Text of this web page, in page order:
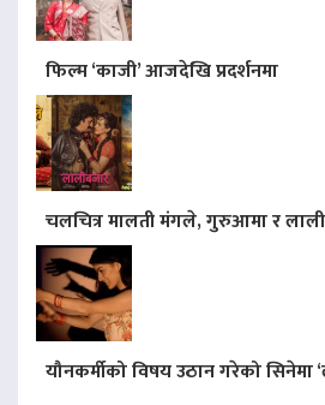
फिल्म ‘काजी’ आजदेखि प्रदर्शनमा
चलचित्र मालती मंगले, गुरुआमा र
यौनकर्मीको विषय उठान गरेको सिनेमा